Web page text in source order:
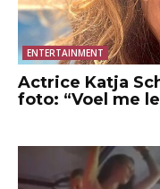
ENTERTAINMENT
Actrice Katja
foto: “Voel me